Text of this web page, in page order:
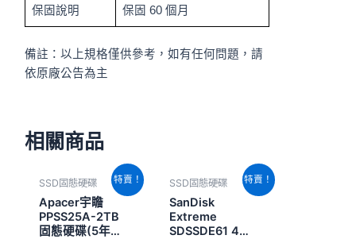
保固說明 保固 60 個月
備註：以上規格僅供參考，如有任何問題，請
依原廠公告為主
相關商品
特賣！
SSD固態硬碟
Apacer宇瞻
PPSS25A-2TB
固態硬碟(5年有
始
價
格：
NT$19,060。
目
前
格：
NT$16,620。
特賣！
SSD固態硬碟
SanDisk
Extreme
SDSSDE61 4TB
始
NT$20,620。
目
前
NT$15,980。